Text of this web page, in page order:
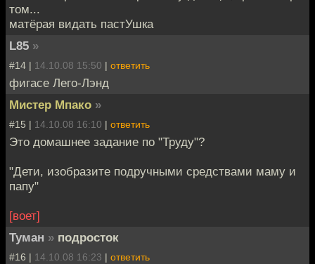
том...
матёрая видать пастУшка
L85 »
#14 | 14.10.08 15:50 | ответить
фигасе Лего-Лэнд
Мистер Мпако »
#15 | 14.10.08 16:10 | ответить
Это домашнее задание по "Труду"?
"Дети, изобразите подручными средствами маму и
папу"
[воет]
Туман » подросток
#16 | 14.10.08 16:23 | ответить